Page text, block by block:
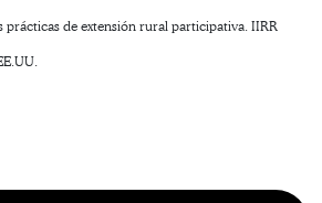
prácticas de extensión rural participativa. IIRR